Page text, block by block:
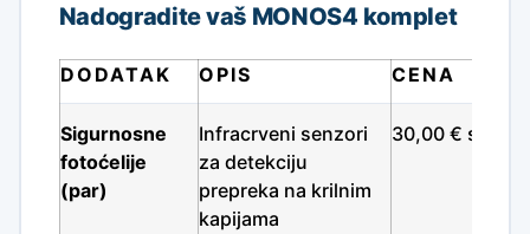
Nadogradite vaš MONOS4 komplet
DODATAK OPIS CENA
Sigurnosne
fotoćelije
(par)
Infracrveni senzori
za detekciju
prepreka na krilnim
kapijama
30,00 € sa PDV